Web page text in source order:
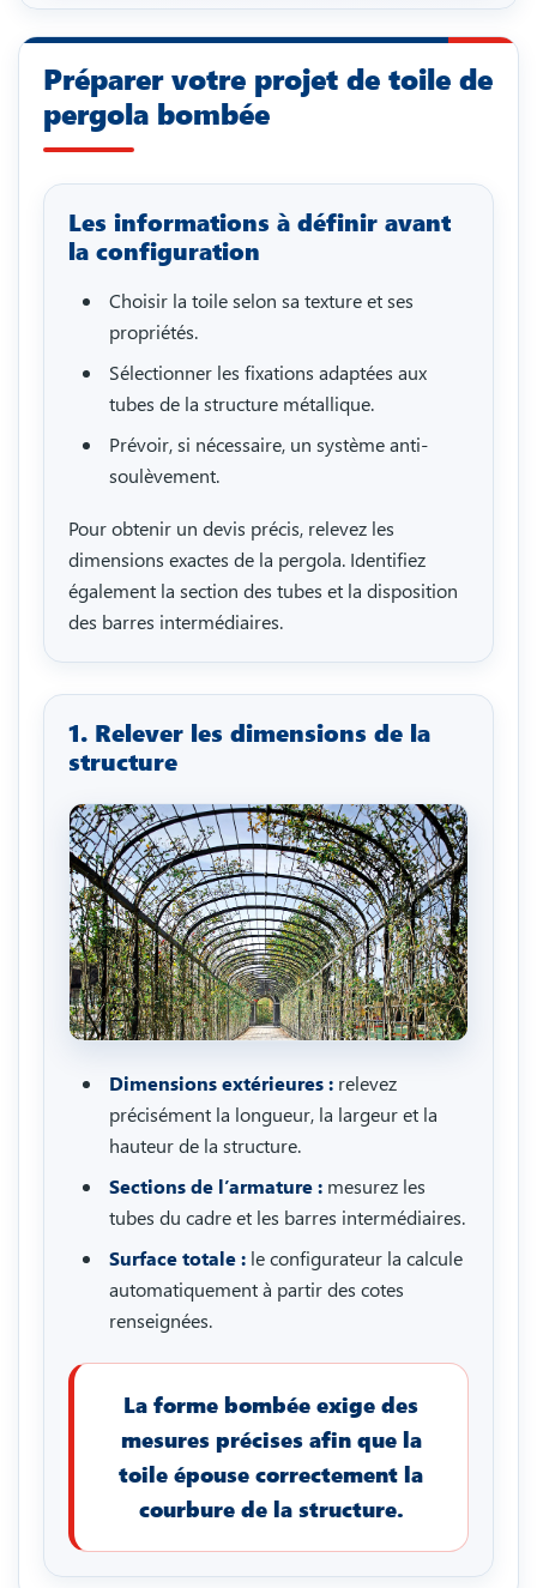
Préparer votre projet de toile de
pergola bombée
Les informations à définir avant
la configuration
Choisir la toile selon sa texture et ses
propriétés.
Sélectionner les fixations adaptées aux
tubes de la structure métallique.
Prévoir, si nécessaire, un système anti-
soulèvement.
Pour obtenir un devis précis, relevez les
dimensions exactes de la pergola. Identifiez
également la section des tubes et la disposition
des barres intermédiaires.
1. Relever les dimensions de la
structure
Dimensions extérieures : relevez
précisément la longueur, la largeur et la
hauteur de la structure.
Sections de l’armature : mesurez les
tubes du cadre et les barres intermédiaires.
Surface totale : le configurateur la calcule
automatiquement à partir des cotes
renseignées.
La forme bombée exige des
mesures précises afin que la
toile épouse correctement la
courbure de la structure.